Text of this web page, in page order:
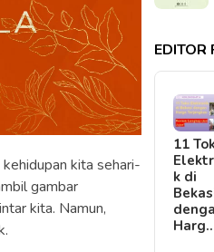
kita sehari-
gambar
kita. Namun,
EDITOR
11
k di